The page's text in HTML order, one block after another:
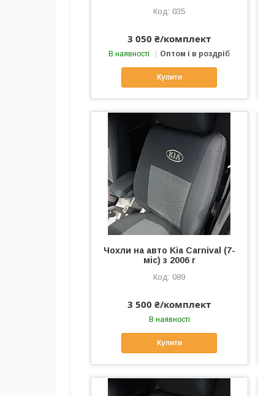
035
3 050 ₴/комплект
В наявності Оптом і в роздріб
Купити
Чохли на авто Kia Carnival (7-
міс) з 2006 г
089
3 500 ₴/комплект
В наявності
Купити